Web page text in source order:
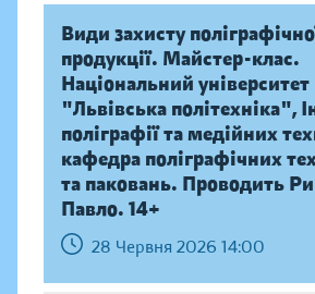
Види захисту
продукції. Майстер-клас.
Національний університет
"Львівська політехніка",
поліграфії та медійних
кафедра поліграфічних
та паковань. Проводить
Павло. 14+
28 Червня 2026 14:00